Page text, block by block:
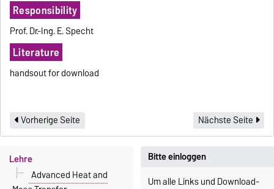
Responsibility
Prof. Dr.-Ing. E. Specht
Literature
handsout for download
Vorherige Seite Nächste Seite
Bitte einloggen
Um alle Links und Download-
Lehre
Advanced Heat and